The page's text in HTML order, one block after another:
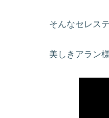
そんなセレス
美しきアラン